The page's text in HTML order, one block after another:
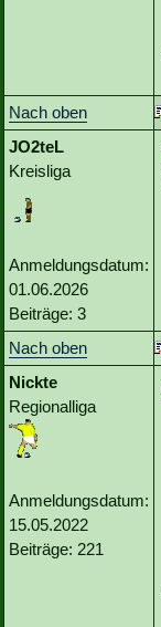
Nach oben
JO2teL
Kreisliga
Anmeldungsdatum:
01.06.2026
Beiträge: 3
Nach oben
Nickte
Regionalliga
Anmeldungsdatum:
15.05.2022
Beiträge: 221